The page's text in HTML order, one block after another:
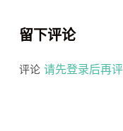
留下评论
评论 请先登录后再